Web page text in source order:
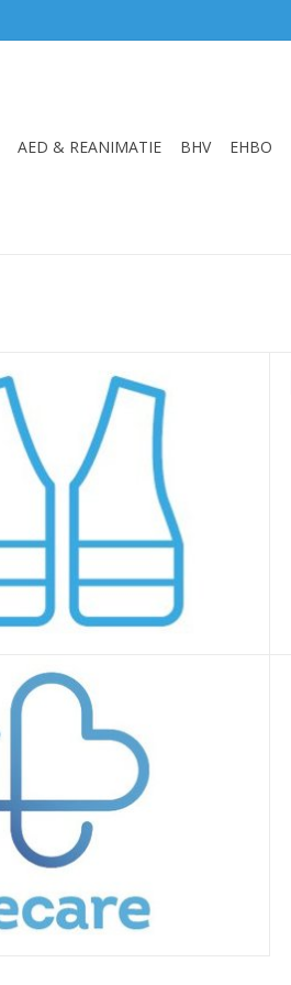
AED & REANIMATIE BHV EHBO